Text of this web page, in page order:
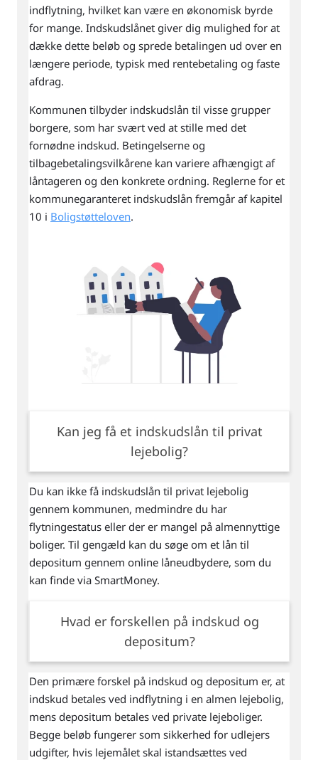
indflytning, hvilket kan være en økonomisk byrde
for mange. Indskudslånet giver dig mulighed for at
dække dette beløb og sprede betalingen ud over en
længere periode, typisk med rentebetaling og faste
afdrag.
Kommunen tilbyder indskudslån til visse grupper
borgere, som har svært ved at stille med det
fornødne indskud. Betingelserne og
tilbagebetalingsvilkårene kan variere afhængigt af
låntageren og den konkrete ordning. Reglerne for et
kommunegaranteret indskudslån fremgår af kapitel
10 i Boligstøtteloven.
Kan jeg få et indskudslån til privat
lejebolig?
Du kan ikke få indskudslån til privat lejebolig
gennem kommunen, medmindre du har
flytningestatus eller der er mangel på almennyttige
boliger. Til gengæld kan du søge om et lån til
depositum gennem online låneudbydere, som du
kan finde via SmartMoney.
Hvad er forskellen på indskud og
depositum?
Den primære forskel på indskud og depositum er, at
indskud betales ved indflytning i en almen lejebolig,
mens depositum betales ved private lejeboliger.
Begge beløb fungerer som sikkerhed for udlejers
udgifter, hvis lejemålet skal istandsættes ved